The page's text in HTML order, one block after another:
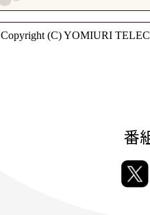
Copyright (C) YOMIURI
番